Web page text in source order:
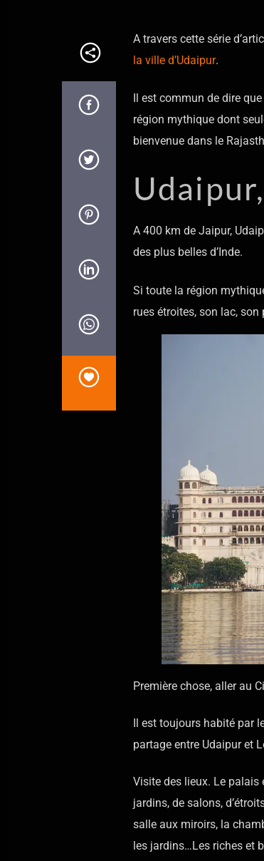
A travers cette série
la ville d’Udaipur.
Il est commun de dire
région mythique dont
bienvenue dans le
A 400 km de Jaipur,
des plus belles d’Inde.
Si toute la région
rues étroites, son lac,
Première chose, aller au
Il est toujours habité par
partage entre Udaipur et
Visite des lieux. Le palais
jardins, de salons,
salle aux miroirs, la
les jardins…Les riches et